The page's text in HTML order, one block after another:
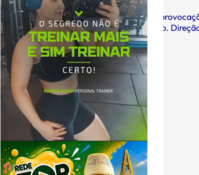
06/08/2026 09:54
Neymar escapa do STJD. Os palavrões, as
punido pela confusão em Belém é só o Remo.